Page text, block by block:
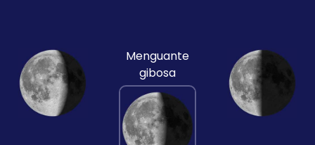
Menguante
gibosa